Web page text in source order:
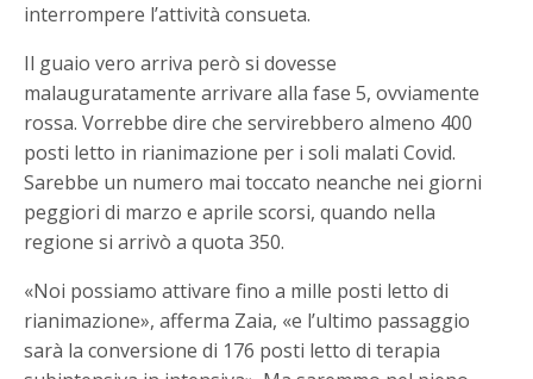
interrompere l’attività consueta.
Il guaio vero arriva però si dovesse
malauguratamente arrivare alla fase 5, ovviamente
rossa. Vorrebbe dire che servirebbero almeno 400
posti letto in rianimazione per i soli malati Covid.
Sarebbe un numero mai toccato neanche nei giorni
peggiori di marzo e aprile scorsi, quando nella
regione si arrivò a quota 350.
«Noi possiamo attivare fino a mille posti letto di
rianimazione», afferma Zaia, «e l’ultimo passaggio
sarà la conversione di 176 posti letto di terapia